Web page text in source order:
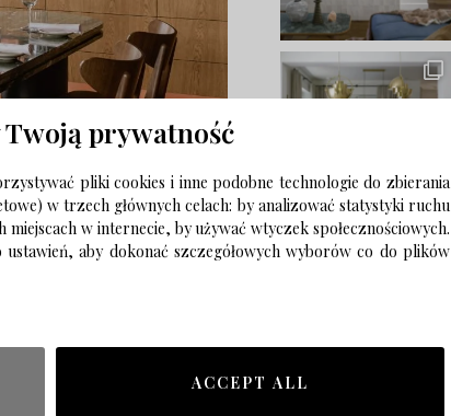
Twoją prywatność
pliki cookies i inne podobne technologie do zbierania
w trzech głównych celach: by analizować statystyki ruchu
w internecie, by używać wtyczek społecznościowych.
aby dokonać szczegółowych wyborów co do plików
ACCEPT ALL